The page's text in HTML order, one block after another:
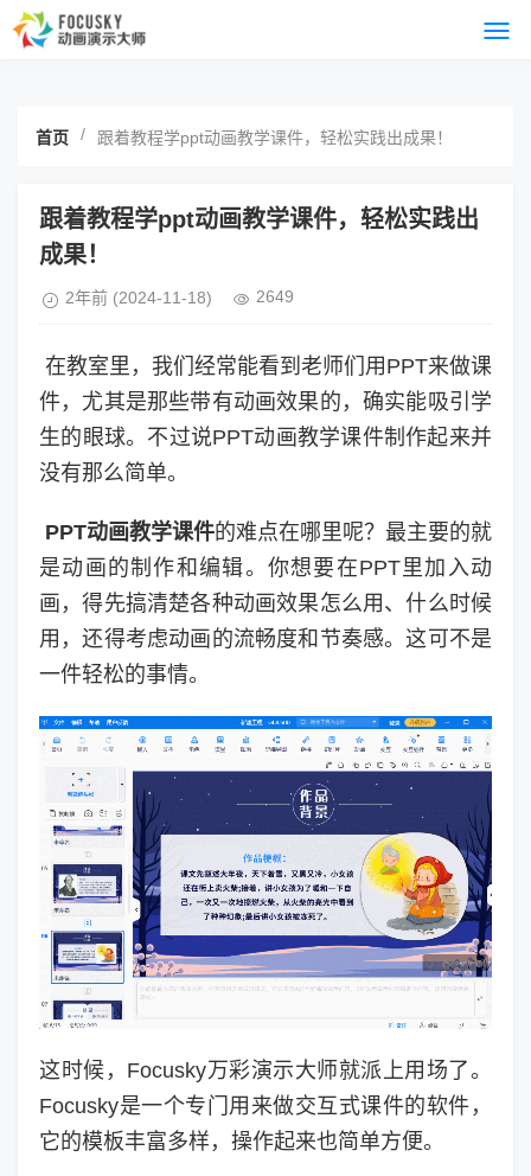
首页 / 跟着教程学ppt动画教学课件，轻松实践出成果！
跟着教程学ppt动画教学课件，轻松实践出
成果！
2年前 (2024-11-18) 2649
在教室里，我们经常能看到老师们用PPT来做课
件，尤其是那些带有动画效果的，确实能吸引学
生的眼球。不过说PPT动画教学课件制作起来并
没有那么简单。
PPT动画教学课件的难点在哪里呢？最主要的就
是动画的制作和编辑。你想要在PPT里加入动
画，得先搞清楚各种动画效果怎么用、什么时候
用，还得考虑动画的流畅度和节奏感。这可不是
一件轻松的事情。
这时候，Focusky万彩演示大师就派上用场了。
Focusky是一个专门用来做交互式课件的软件，
它的模板丰富多样，操作起来也简单方便。